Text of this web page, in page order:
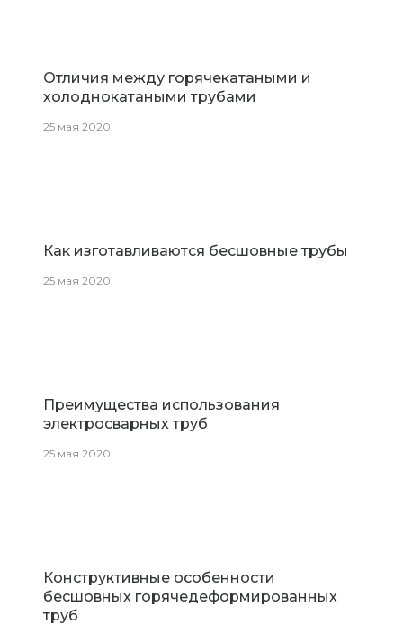
Отличия между горячекатаными и
холоднокатаными трубами
25 мая 2020
Как изготавливаются бесшовные трубы
25 мая 2020
Преимущества использования
электросварных труб
25 мая 2020
Конструктивные особенности
бесшовных горячедеформированных
труб